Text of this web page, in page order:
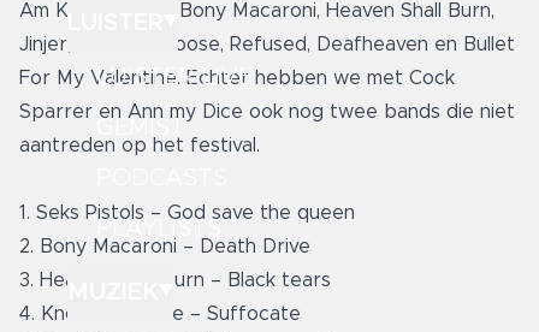
LUISTER LIVE
Am King, Braces, Bony Macaroni, Heaven Shall Burn,
Jinjer, Knocked Loose, Refused, Deafheaven en Bullet
For My Valentine. Echter hebben we met Cock
Sparrer en Ann my Dice ook nog twee bands die niet
aantreden op het festival.
1. Seks Pistols – God save the queen
2. Bony Macaroni – Death Drive
3. Heaven Shall Burn – Black tears
4. Knocked Loose – Suffocate